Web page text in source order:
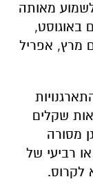
מאותה
באוגוסט,
מרץ, אפריל
שקלים
מסורה
או רביעי של
לקרוס.